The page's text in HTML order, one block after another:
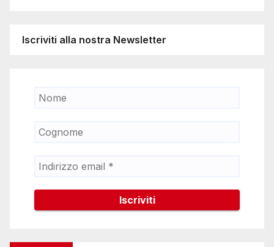
Iscriviti alla nostra Newsletter